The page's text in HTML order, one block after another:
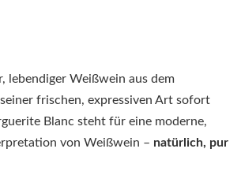
lebendiger Weißwein aus dem
frischen, expressiven Art sofort
Blanc steht für eine moderne,
von Weißwein – natürlich, pur